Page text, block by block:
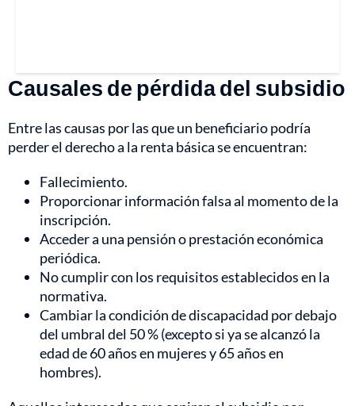
Causales de pérdida del subsidio
Entre las causas por las que un beneficiario podría
perder el derecho a la renta básica se encuentran:
Fallecimiento.
Proporcionar información falsa al momento de la
inscripción.
Acceder a una pensión o prestación económica
periódica.
No cumplir con los requisitos establecidos en la
normativa.
Cambiar la condición de discapacidad por debajo
del umbral del 50 % (excepto si ya se alcanzó la
edad de 60 años en mujeres y 65 años en
hombres).